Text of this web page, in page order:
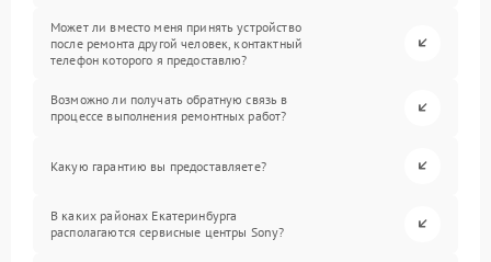
Может ли вместо меня принять устройство
после ремонта другой человек, контактный
телефон которого я предоставлю?
Возможно ли получать обратную связь в
процессе выполнения ремонтных работ?
Какую гарантию вы предоставляете?
В каких районах Екатеринбурга
располагаются сервисные центры Sony?